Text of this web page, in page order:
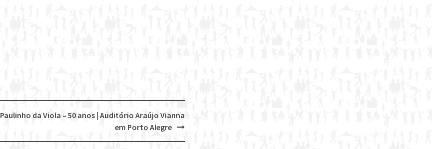
Paulinho da Viola – 50 anos | Auditório Araújo Vianna
em Porto Alegre